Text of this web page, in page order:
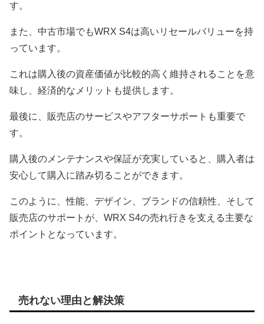
す。
また、中古市場でもWRX S4は高いリセールバリューを持
っています。
これは購入後の資産価値が比較的高く維持されることを意
味し、経済的なメリットも提供します。
最後に、販売店のサービスやアフターサポートも重要で
す。
購入後のメンテナンスや保証が充実していると、購入者は
安心して購入に踏み切ることができます。
このように、性能、デザイン、ブランドの信頼性、そして
販売店のサポートが、WRX S4の売れ行きを支える主要な
ポイントとなっています。
売れない理由と解決策